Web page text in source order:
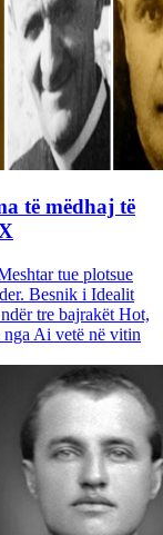
të mëdhaj të
tue plotsue
Besnik i Idealit
tre bajrakët Hot,
Ai vetë në vitin